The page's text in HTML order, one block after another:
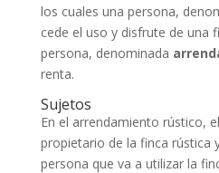
los cuales una persona,
cede el uso y disfrute de una
persona, denominada
renta.
Sujetos
En el arrendamiento rústico, el
propietario de la finca rústica
persona que va a utilizar la